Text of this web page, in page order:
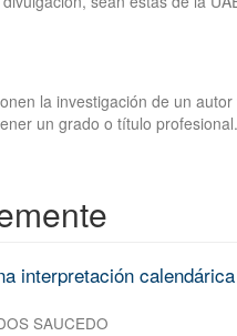
la investigación de un
un grado o título profesional.
interpretación
SAUCEDO